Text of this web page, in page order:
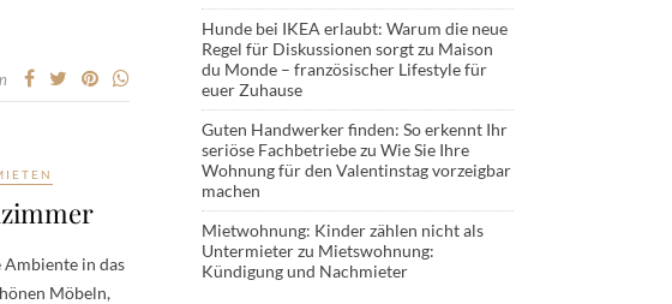
in das
Möbeln,
Hunde bei IKEA erlaubt: Warum die neue
Regel für Diskussionen sorgtzu Maison
du Monde – französischer Lifestyle für
euer Zuhause
Guten Handwerker finden: So erkennt Ihr
seriöse Fachbetriebezu Wie Sie Ihre
Wohnung für den Valentinstag vorzeigbar
machen
Mietwohnung: Kinder zählen nicht als
Untermieterzu Mietswohnung:
Kündigung und Nachmieter